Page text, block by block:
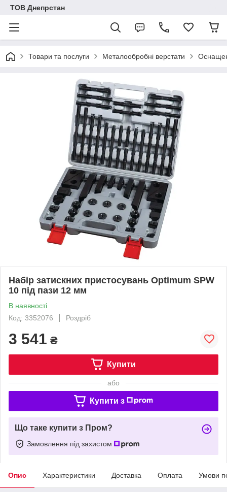
ТОВ Днепрстан
Товари та послуги Металообробні верстати
Набір затискних пристосувань Optimum SPW
10 під пази 12 мм
В наявності
Код: 3352076
Роздріб
3 541 ₴
Купити
або
Купити з
Що таке купити з Пром?
Замовлення під захистом
Опис Характеристики Доставка Оплата Умови